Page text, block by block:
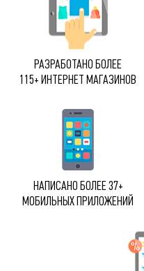
РАЗРАБОТАНО БОЛЕЕ
115+ ИНТЕРНЕТ МАГАЗИНОВ
НАПИСАНО БОЛЕЕ 37+
МОБИЛЬНЫХ ПРИЛОЖЕНИЙ